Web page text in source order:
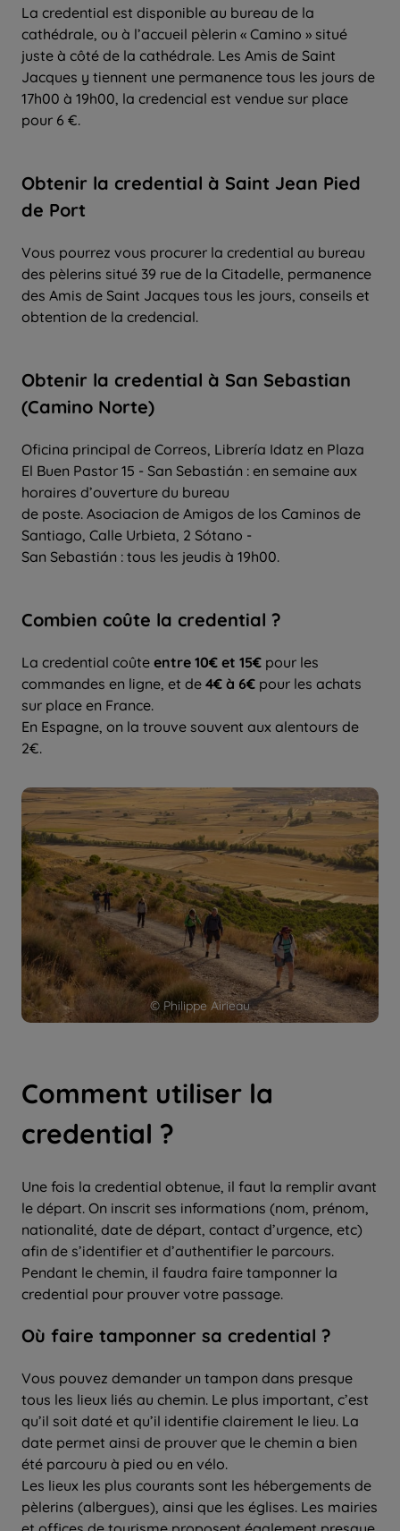
© Philippe Airieau
La credential est disponible au bureau de la
cathédrale, ou à l’accueil pèlerin « Camino » situé
juste à côté de la cathédrale. Les Amis de Saint
Jacques y tiennent une permanence tous les jours de
17h00 à 19h00, la credencial est vendue sur place
pour 6 €.
Obtenir la credential à Saint Jean Pied
de Port
Vous pourrez vous procurer la credential au bureau
des pèlerins situé 39 rue de la Citadelle, permanence
des Amis de Saint Jacques tous les jours, conseils et
obtention de la credencial.
Obtenir la credential à San Sebastian
(Camino Norte)
Oficina principal de Correos, Librería Idatz en Plaza
El Buen Pastor 15 - San Sebastián : en semaine aux
horaires d’ouverture du bureau
de poste. Asociacion de Amigos de los Caminos de
Santiago, Calle Urbieta, 2 Sótano -
San Sebastián : tous les jeudis à 19h00.
Combien coûte la credential ?
La credential coûte entre 10€ et 15€ pour les
commandes en ligne, et de 4€ à 6€ pour les achats
sur place en France.
En Espagne, on la trouve souvent aux alentours de
2€.
Comment utiliser la
credential ?
Une fois la credential obtenue, il faut la remplir avant
le départ. On inscrit ses informations (nom, prénom,
nationalité, date de départ, contact d’urgence, etc)
afin de s’identifier et d’authentifier le parcours.
Pendant le chemin, il faudra faire tamponner la
credential pour prouver votre passage.
Où faire tamponner sa credential ?
Vous pouvez demander un tampon dans presque
tous les lieux liés au chemin. Le plus important, c’est
qu’il soit daté et qu’il identifie clairement le lieu. La
date permet ainsi de prouver que le chemin a bien
été parcouru à pied ou en vélo.
Les lieux les plus courants sont les hébergements de
pèlerins (albergues), ainsi que les églises. Les mairies